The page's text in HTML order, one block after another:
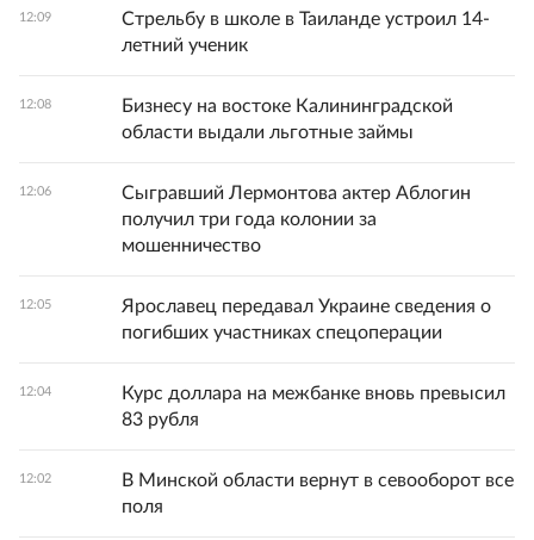
12:09
Стрельбу в школе в Таиланде устроил 14-
летний ученик
12:08
Бизнесу на востоке Калининградской
области выдали льготные займы
12:06
Сыгравший Лермонтова актер Аблогин
получил три года колонии за
мошенничество
12:05
Ярославец передавал Украине сведения о
погибших участниках спецоперации
12:04
Курс доллара на межбанке вновь превысил
83 рубля
12:02
В Минской области вернут в севооборот все
поля